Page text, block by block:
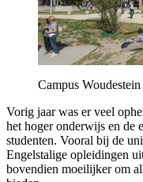
Campus Woudestein
Vorig jaar was er veel
het hoger onderwijs en de
studenten. Vooral bij de
Engelstalige opleidingen
bovendien moeilijker om